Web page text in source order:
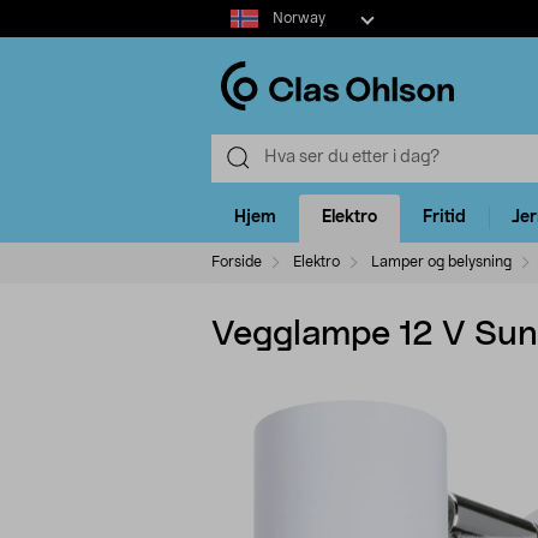
Select
market
Norway
Hjem Elektro Fritid
Forside Elektro Lamper og belysning
Vegglampe 12 V